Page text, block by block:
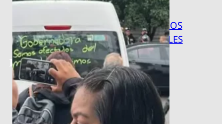
BAJO LA LUPA
RASTROS Y ROSTROS
VÍNCULOS ANIMALES